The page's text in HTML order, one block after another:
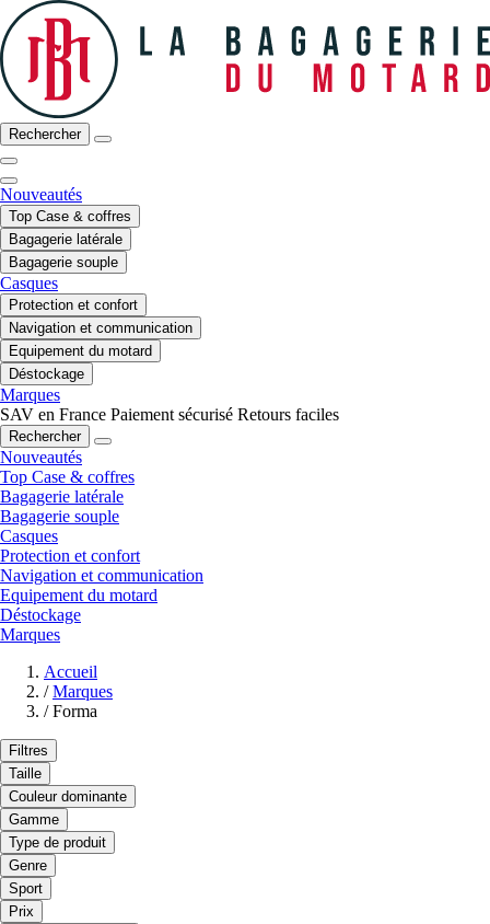
Rechercher
Nouveautés
Top Case & coffres
Bagagerie latérale
Bagagerie souple
Casques
Protection et confort
Navigation et communication
Equipement du motard
Déstockage
Marques
SAV en France Paiement sécurisé Retours faciles
Rechercher
Nouveautés
Top Case & coffres
Bagagerie latérale
Bagagerie souple
Casques
Protection et confort
Navigation et communication
Equipement du motard
Déstockage
Marques
Accueil
/ Marques
/ Forma
Filtres
Taille
Couleur dominante
Gamme
Type de produit
Genre
Sport
Prix